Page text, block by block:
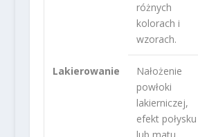
różnych
kolorach i
wzorach.
Lakierowanie
Nałożenie
powłoki
lakierniczej,
efekt połysku